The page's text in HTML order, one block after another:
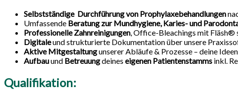
Selbstständige Durchführung von Prophylaxebehandlungen
Umfassende Beratung zur Mundhygiene, Karies- und
Professionelle Zahnreinigungen, Office-Bleachings mit Fläsh®
Digitaleund strukturierte Dokumentation über unsere
Aktive Mitgestaltungunserer Abläufe & Prozesse – deine
Aufbauund Betreuungdeines eigenen Patientenstamms inkl.
Qualifikation: